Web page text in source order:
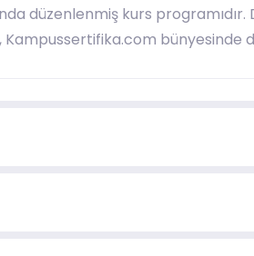
düzenlenmiş kurs
Kampussertifika.com bünyesinde